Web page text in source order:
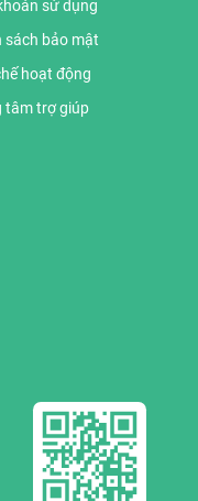
sử dụng
sách bảo mật
hoạt động
tâm trợ giúp